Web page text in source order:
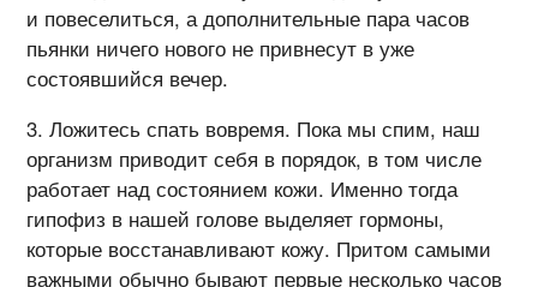
и повеселиться, а дополнительные пара часов
пьянки ничего нового не привнесут в уже
состоявшийся вечер.
Ложитесь спать вовремя. Пока мы спим, наш
организм приводит себя в порядок, в том числе
работает над состоянием кожи. Именно тогда
гипофиз в нашей голове выделяет гормоны,
которые восстанавливают кожу. Притом самыми
важными обычно бывают первые несколько часов